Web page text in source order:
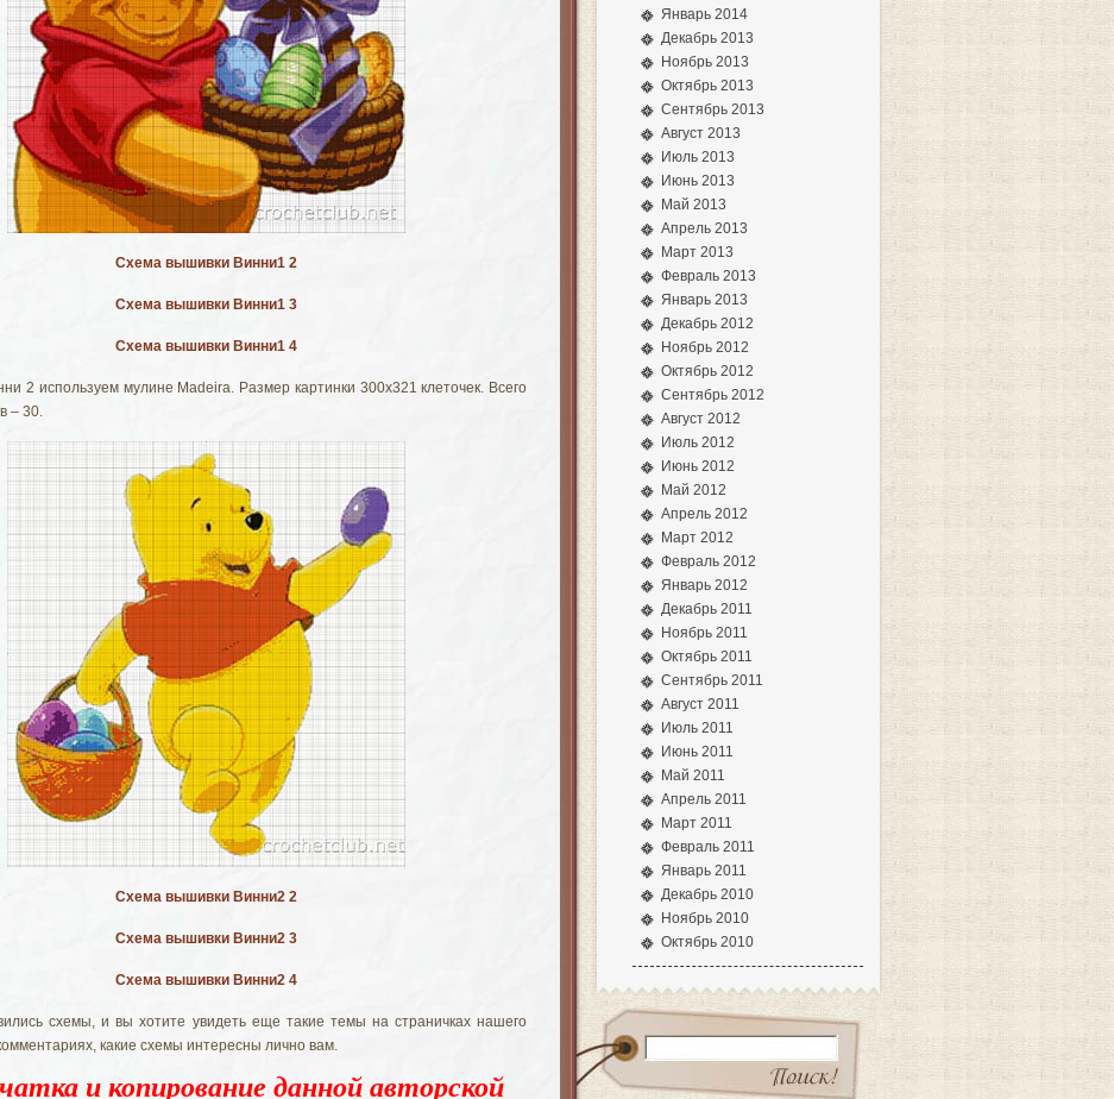
Схема вышивки Винни1 2
Схема вышивки Винни1 3
Схема вышивки Винни1 4
2 используем мулине Madeira. Размер картинки 300х321 клеточек. Всего
– 30.
Схема вышивки Винни2 2
Схема вышивки Винни2 3
Схема вышивки Винни2 4
схемы, и вы хотите увидеть еще такие темы на страничках нашего
какие схемы интересны лично вам.
и копирование данной авторской
Январь 2014
Декабрь 2013
Ноябрь 2013
Октябрь 2013
Сентябрь 2013
Август 2013
Июль 2013
Июнь 2013
Май 2013
Апрель 2013
Март 2013
Февраль 2013
Январь 2013
Декабрь 2012
Ноябрь 2012
Октябрь 2012
Сентябрь 2012
Август 2012
Июль 2012
Июнь 2012
Май 2012
Апрель 2012
Март 2012
Февраль 2012
Январь 2012
Декабрь 2011
Ноябрь 2011
Октябрь 2011
Сентябрь 2011
Август 2011
Июль 2011
Июнь 2011
Май 2011
Апрель 2011
Март 2011
Февраль 2011
Январь 2011
Декабрь 2010
Ноябрь 2010
Октябрь 2010